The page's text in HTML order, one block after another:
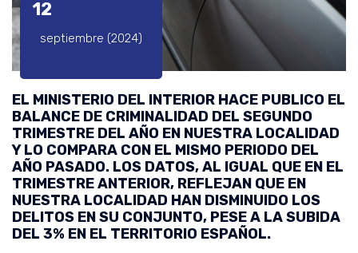
12
septiembre (2024)
EL MINISTERIO DEL INTERIOR HACE PUBLICO EL
BALANCE DE CRIMINALIDAD DEL SEGUNDO
TRIMESTRE DEL AÑO EN NUESTRA LOCALIDAD
Y LO COMPARA CON EL MISMO PERIODO DEL
AÑO PASADO. LOS DATOS, AL IGUAL QUE EN EL
TRIMESTRE ANTERIOR, REFLEJAN QUE EN
NUESTRA LOCALIDAD HAN DISMINUIDO LOS
DELITOS EN SU CONJUNTO, PESE A LA SUBIDA
DEL 3% EN EL TERRITORIO ESPAÑOL.